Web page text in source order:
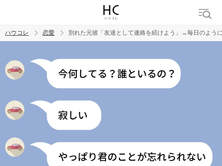
トレンド ワード
恋愛
ハウコレ 恋愛 別れた元彼「友達として連絡を続けよう」→毎日のよう